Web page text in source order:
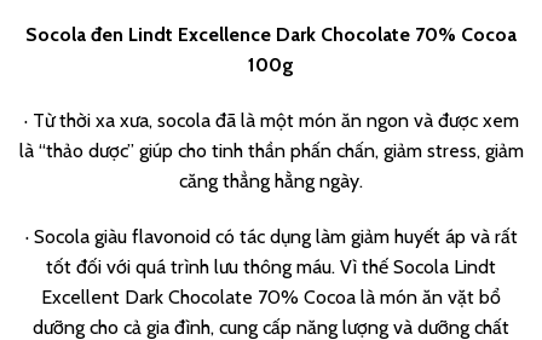
Socola đen Lindt Excellence Dark Chocolate 70% Cocoa
100g
· Từ thời xa xưa, socola đã là một món ăn ngon và được xem
là “thảo dược” giúp cho tinh thần phấn chấn, giảm stress, giảm
căng thẳng hằng ngày.
· Socola giàu flavonoid có tác dụng làm giảm huyết áp và rất
tốt đối với quá trình lưu thông máu. Vì thế Socola Lindt
Excellent Dark Chocolate 70% Cocoa là món ăn vặt bổ
dưỡng cho cả gia đình, cung cấp năng lượng và dưỡng chất